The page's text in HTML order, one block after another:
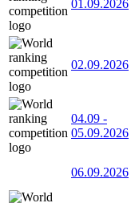
01.09.2026
02.09.2026
04.09 -
05.09.2026
06.09.2026